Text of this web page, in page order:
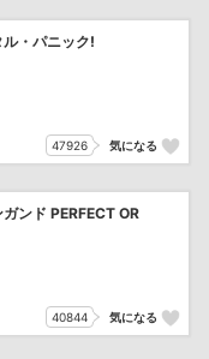
ル・パニック!
47926 気になる
ンド PERFECT OR
40844 気になる